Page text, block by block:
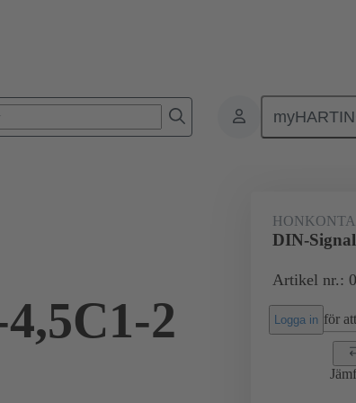
Produkter Förbindning
2
DIN-
Artikel nr.:
Logga in för